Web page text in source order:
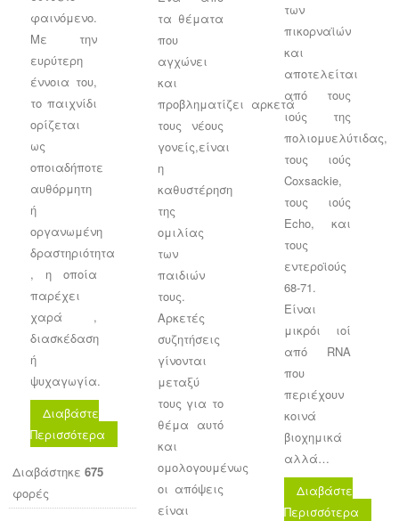
φαινόμενο.
Με την
ευρύτερη
έννοια του,
το παιχνίδι
ορίζεται
ως
οποιαδήποτε
αυθόρμητη
ή
οργανωμένη
δραστηριότητα
, η οποία
παρέχει
χαρά ,
διασκέδαση
ή
ψυχαγωγία.
Διαβάστε
Περισσότερα
Διαβάστηκε 675
φορές
τα θέματα
που
αγχώνει
και
προβληματίζει αρκετά
τους νέους
γονείς,είναι
η
καθυστέρηση
της
ομιλίας
των
παιδιών
τους.
Αρκετές
συζητήσεις
γίνονται
μεταξύ
τους για το
θέμα αυτό
και
ομολογουμένως
οι απόψεις
είναι
των
πικορναϊών
και
αποτελείται
από τους
ιούς της
πολιομυελύτιδας,
τους ιούς
Coxsackie,
τους ιούς
Echo, και
τους
εντεροϊούς
68-71.
Είναι
μικρόι ιοί
από RNA
που
περιέχουν
κοινά
βιοχημικά
αλλά…
Διαβάστε
Περισσότερα